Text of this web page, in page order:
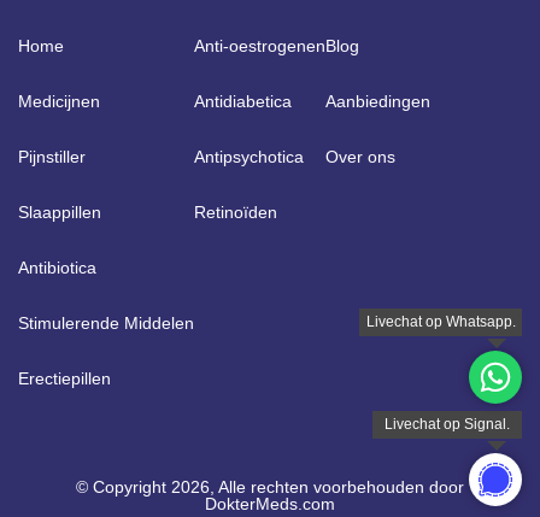
Home
Medicijnen
Pijnstiller
Slaappillen
Antibiotica
Stimulerende Middelen
Erectiepillen
Anti-oestrogenen
Antidiabetica
Antipsychotica
Retinoïden
Blog
Aanbiedingen
Over ons
© Copyright 2026, Alle rechten voorbehouden door
DokterMeds.com